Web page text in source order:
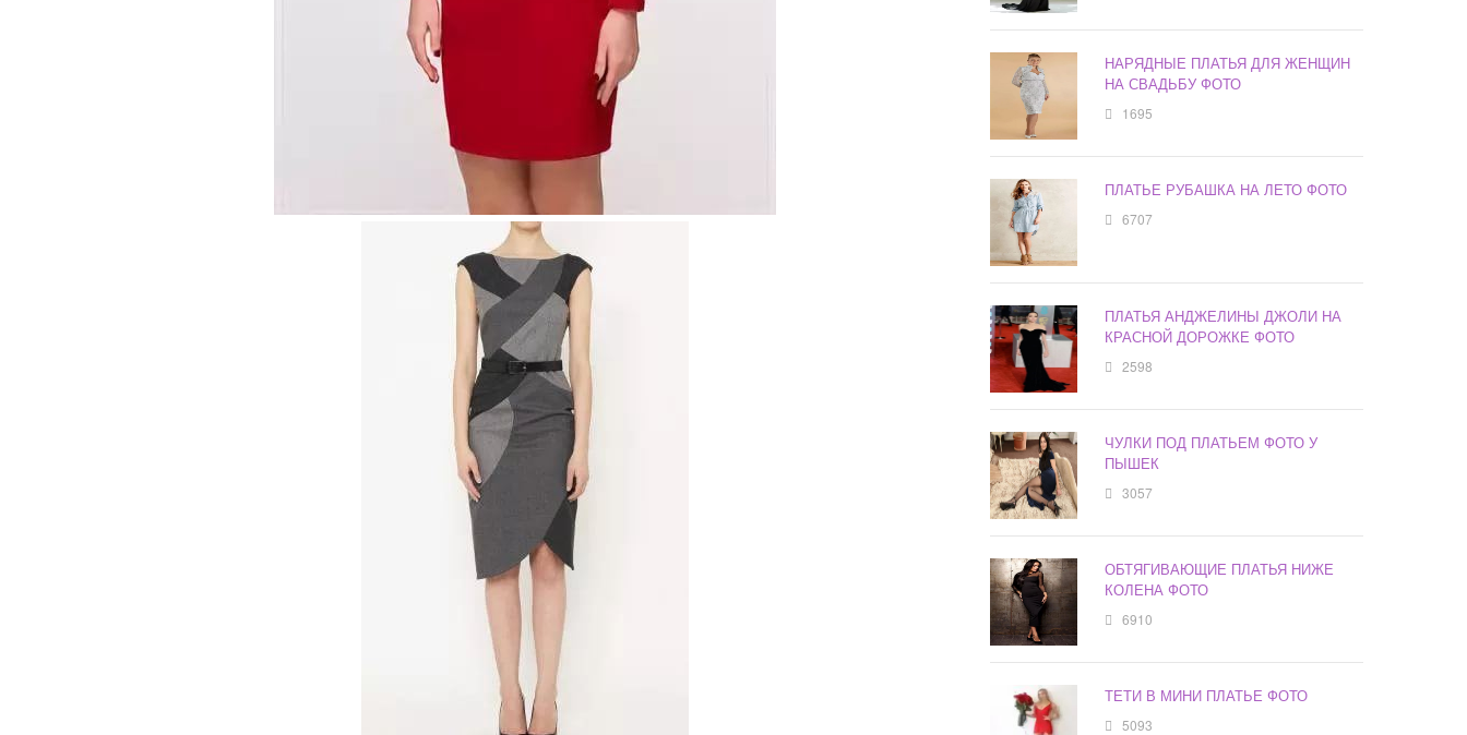
НАРЯДНЫЕ ПЛАТЬЯ ДЛЯ ЖЕНЩИН
НА СВАДЬБУ ФОТО
1695
ПЛАТЬЕ РУБАШКА НА ЛЕТО ФОТО
6707
ПЛАТЬЯ АНДЖЕЛИНЫ ДЖОЛИ НА
КРАСНОЙ ДОРОЖКЕ ФОТО
2598
ЧУЛКИ ПОД ПЛАТЬЕМ ФОТО У
ПЫШЕК
3057
ОБТЯГИВАЮЩИЕ ПЛАТЬЯ НИЖЕ
КОЛЕНА ФОТО
6910
ТЕТИ В МИНИ ПЛАТЬЕ ФОТО
5093